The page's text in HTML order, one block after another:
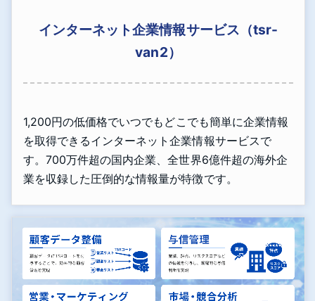
インターネット企業情報サービス（tsr-
van2）
1,200円の低価格でいつでもどこでも簡単に企業情報
を取得できるインターネット企業情報サービスで
す。700万件超の国内企業、全世界6億件超の海外企
業を収録した圧倒的な情報量が特徴です。